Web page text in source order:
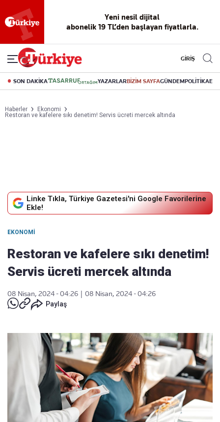
Yeni nesil dijital
abonelik 19 TL’den başlayan fiyatlarla.
GİRİŞ
SON DAKİKA YAZARLARBİZİM SAYFAGÜNDEMPOLİTİKA
Haberler
Ekonomi
Restoran ve kafelere sıkı denetim! Servis ücreti mercek altında
Linke Tıkla, Türkiye Gazetesi'ni Google Favorilerine
Ekle!
EKONOMI
Restoran ve kafelere sıkı denetim!
Servis ücreti mercek altında
08 Nisan, 2024 - 04:26
08 Nisan, 2024 - 04:26
Paylaş